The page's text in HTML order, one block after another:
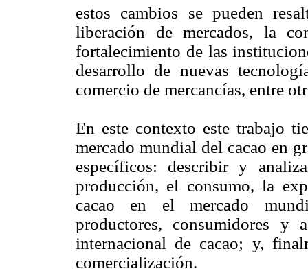
estos cambios se pueden
liberación de mercados, la
fortalecimiento de las
desarrollo de nuevas
comercio de mercancías, entre
En este contexto este trabajo
mercado mundial del cacao en
específicos: describir y
producción, el consumo, la
cacao en el mercado
productores, consumidores y
internacional de cacao; y,
comercialización.